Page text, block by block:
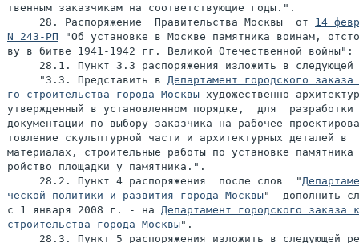
твенным заказчикам на соответствующие годы.".
     28. Распоряжение  Правительства Москвы  от
14
N 243-РП "Об установке в Москве памятника воинам,
ву в битве 1941-1942 гг. Великой Отечественной войны":
28.1. Пункт 3.3 распоряжения изложить в следующей
     "3.3. Представить в
Департамент городского
го строительства города Москвы художественно-
утвержденный в установленном порядке,  для  разработки
документации по выбору заказчика на рабочее
товление скульптурной части и архитектурных деталей в
материалах, строительные работы по установке
ройство площадки у памятника.".
     28.2. Пункт 4 распоряжения  после слов  "
ческой политики и развития города Москвы"  дополнить
с 1 января 2008 г. - на Департамент городского заказа
строительства города Москвы".
28.3. Пункт 5 распоряжения изложить в следующей